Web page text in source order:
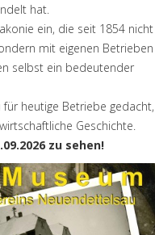
hat.
ein, die seit 1854 nicht
mit eigenen Betrieben
selbst ein bedeutender
heutige Betriebe gedacht,
Geschichte.
zu sehen!